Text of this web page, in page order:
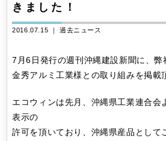
きました！
2016.07.15 ｜過去ニュース
7月6日発行の週刊沖縄建設新聞に、弊
金秀アルミ工業様との取り組みを掲載
エコウィンは先月、沖縄県工業連合会
表示の
許可を頂いており、沖縄県産品として